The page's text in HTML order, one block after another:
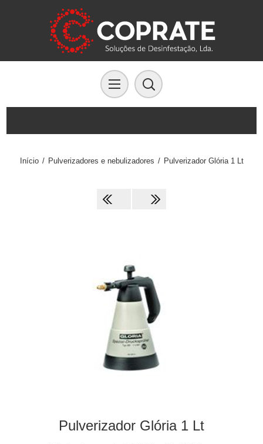
Início / Pulverizadores e nebulizadores / Pulverizador Glória 1 Lt
Pulverizador Glória 1 Lt